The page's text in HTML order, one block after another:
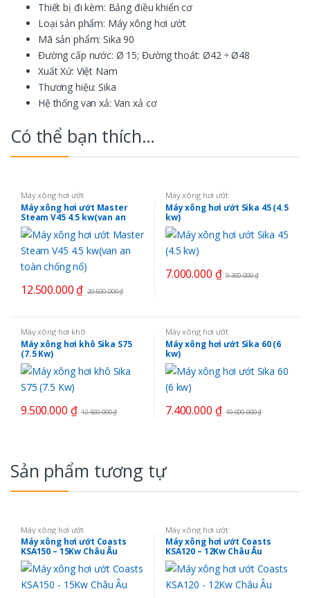
Thiết bị đi kèm: Bảng điều khiển cơ
Loại sản phẩm: Máy xông hơi ướt
Mã sản phẩm: Sika 90
Đường cấp nước: Ø 15; Đường thoát: Ø42 ÷ Ø48
Xuất Xứ: Việt Nam
Thương hiệu: Sika
Hệ thống van xả: Van xả cơ
Có thể bạn thích…
Máy xông hơi ướt
Máy xông hơi ướt Master
Steam V45 4.5 kw(van an
toàn chống nổ)
12.500.000 ₫ 20.500.000₫
Máy xông hơi ướt
Máy xông hơi ướt Sika 45 (4.5
kw)
7.000.000 ₫ 9.300.000₫
Máy xông hơi khô
Máy xông hơi khô Sika S75
(7.5 Kw)
9.500.000 ₫ 12.500.000₫
Máy xông hơi ướt
Máy xông hơi ướt Sika 60 (6
kw)
7.400.000 ₫ 10.000.000₫
Sản phẩm tương tự
Máy xông hơi ướt
Máy xông hơi ướt Coasts
KSA150 – 15Kw Châu Âu
Máy xông hơi ướt
Máy xông hơi ướt Coasts
KSA120 – 12Kw Châu Âu